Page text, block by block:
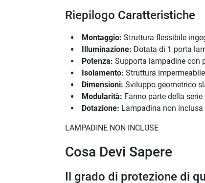
Riepilogo Caratteristiche
Montaggio: Struttura flessibile
Illuminazione: Dotata di 1 porta
Potenza: Supporta lampadine con
Isolamento: Struttura
Dimensioni: Sviluppo geometrico
Modularità: Fanno parte della
Dotazione: Lampadina non
LAMPADINE NON INCLUSE
Cosa Devi Sapere
Il grado di protezione di